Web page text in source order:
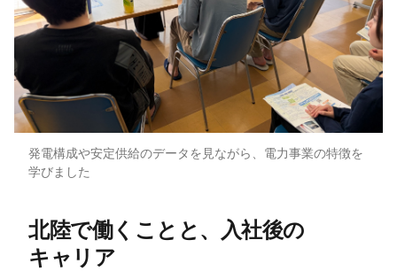
発電構成や安定供給のデータを見ながら、電力事業の特徴を
学びました
北陸で​働く​ことと、​入社後の​
キャリア